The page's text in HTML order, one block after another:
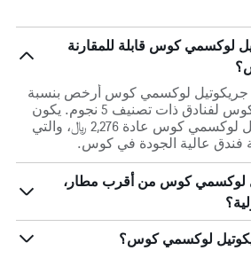
لوكسمي كوس قابلة للمقارنة
جريكوتيل لوكسمي كوس أرخص بنسبة
54% عن الوسطي في كوس لفنادق ذات تصنيف 5 نجوم. يكون
سعر الليلة في جريكوتيل لوكسمي كوس عادة 2,276 ﷼، والتي
فندق عالية الجودة في كوس.
لوكسمي كوس من أقرب مطار،
لوكسمي كوس؟